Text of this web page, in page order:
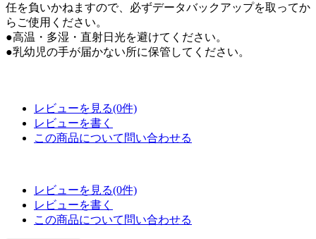
任を負いかねますので、必ずデータバックアップを取ってか
らご使用ください。
●高温・多湿・直射日光を避けてください。
●乳幼児の手が届かない所に保管してください。
レビューを見る(0件)
レビューを書く
この商品について問い合わせる
レビューを見る(0件)
レビューを書く
この商品について問い合わせる